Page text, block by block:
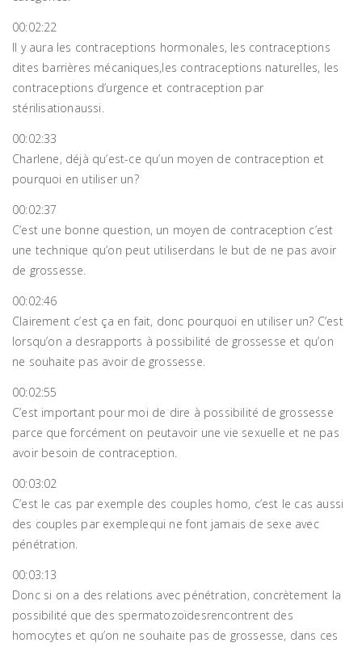
00:02:22
Il y aura les contraceptions hormonales, les contraceptions
dites barrières mécaniques,les contraceptions naturelles, les
contraceptions d’urgence et contraception par
stérilisationaussi.
00:02:33
Charlene, déjà qu’est-ce qu’un moyen de contraception et
pourquoi en utiliser un?
00:02:37
C’est une bonne question, un moyen de contraception c’est
une technique qu’on peut utiliserdans le but de ne pas avoir
de grossesse.
00:02:46
Clairement c’est ça en fait, donc pourquoi en utiliser un? C’est
lorsqu’on a desrapports à possibilité de grossesse et qu’on
ne souhaite pas avoir de grossesse.
00:02:55
C’est important pour moi de dire à possibilité de grossesse
parce que forcément on peutavoir une vie sexuelle et ne pas
avoir besoin de contraception.
00:03:02
C’est le cas par exemple des couples homo, c’est le cas aussi
des couples par exemplequi ne font jamais de sexe avec
pénétration.
00:03:13
Donc si on a des relations avec pénétration, concrètement la
possibilité que des spermatozoïdesrencontrent des
homocytes et qu’on ne souhaite pas de grossesse, dans ces